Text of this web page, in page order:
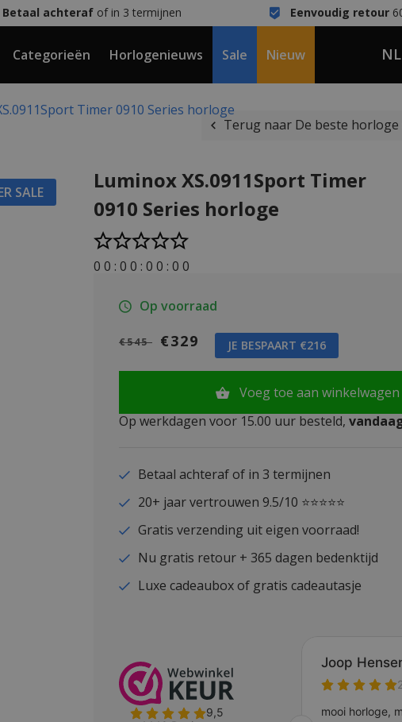
Betaal achterafof in 3 termijnen Eenvoudig retour
Categorieën Horlogenieuws Sale Nieuw
Timer 0910 Series horloge
Terug naar De beste horloge
SALE
Luminox XS.0911Sport Timer
0910 Series horloge
0 0 : 0 0 : 0 0 : 0 0
Op voorraad
€545 €329 JE BESPAART €216
Voeg toe aan winkelwagen
Op werkdagen voor 15.00 uur besteld,
Betaal achteraf of in 3 termijnen
20+ jaar vertrouwen 9.5/10 ⭐⭐⭐⭐⭐
Gratis verzending uit eigen voorraad!
Nu gratis retour + 365 dagen bedenktijd
Luxe cadeaubox of gratis cadeautasje